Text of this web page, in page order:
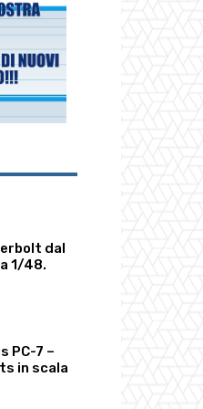
dal
1/48.
PC-7 –
in scala